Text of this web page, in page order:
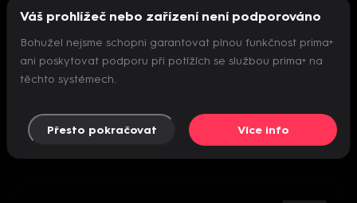
Nepodařilo se inicializovat přehrávač
Váš prohlížeč nebo zařízení není podporováno
Bohužel nejsme schopni garantovat plnou funkčnost prima+
ani poskytovat podporu při potížích se službou prima+ na
těchto systémech.
Přesto pokračovat Více info